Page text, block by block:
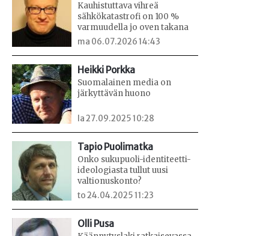
Kauhistuttava vihreä
sähkökatastrofi on 100 %
varmuudella jo oven takana
ma 06.07.2026 14:43
Heikki Porkka
Suomalainen media on
järkyttävän huono
la 27.09.2025 10:28
Tapio Puolimatka
Onko sukupuoli-identiteetti-
ideologiasta tullut uusi
valtionuskonto?
to 24.04.2025 11:23
Olli Pusa